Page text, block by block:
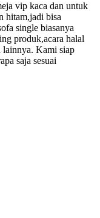
vip kaca dan untuk
hitam,jadi bisa
single biasanya
produk,acara halal
lainnya. Kami siap
saja sesuai